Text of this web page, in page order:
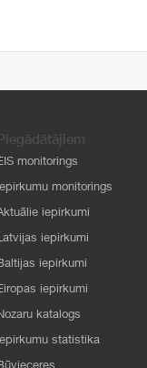
Piegādātājiem
monitorings
monitorings
iepirkumi
iepirkumi
iepirkumi
iepirkumi
katalogs
statistika